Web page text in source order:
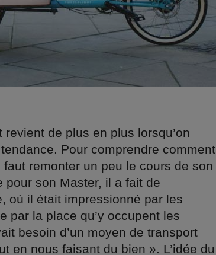
de plus en plus lorsqu’on
Pour comprendre comment
remonter un peu le cours de son
pour son Master, il a fait de
où il était impressionné par les
par la place qu’y occupent les
besoin d’un moyen de transport
en nous faisant du bien ». L’idée du